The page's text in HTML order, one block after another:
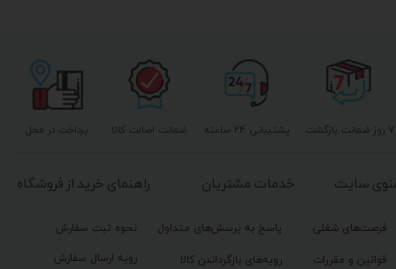
پشتیبانی ۲۴ ساعته پرداخت در محل ۷ روز ضمانت بازگشت ضمانت اصالت کالا
راهنمای خرید از فروشگاه
نحوه ثبت سفارش
رویه ارسال سفارش
خدمات مشتریان
پاسخ به پرسش‌های متداول
رویه‌های بازگرداندن کالا
سایت
فرصت‌های شغلی
قوانین و مقررات